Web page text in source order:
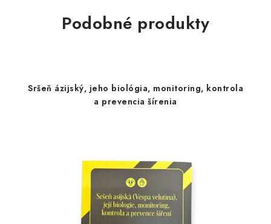
Podobné produkty
Sršeň ázijský, jeho biológia, monitoring, kontrola
a prevencia šírenia